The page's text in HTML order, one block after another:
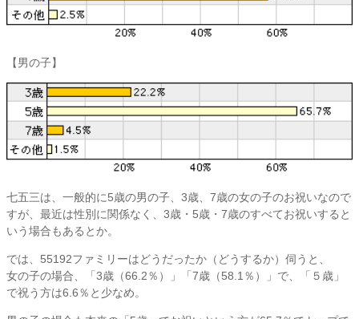
【男の子】
七五三は、一般的に5歳の男の子、3歳、7歳の女の子のお祝いなので
すが、最近は性別に関係なく、3歳・5歳・7歳のすべてお祝いすると
いう場合もあるとか。
では、55192ファミリーはどうだったか（どうするか）伺うと、
女の子の場合、「3歳（66.2％）」「7歳（58.1％）」で、「５歳」
で祝う方は6.6％と少なめ。